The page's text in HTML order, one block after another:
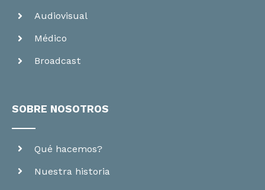
Audiovisual
Médico
Broadcast
SOBRE NOSOTROS
Qué hacemos?
Nuestra historia